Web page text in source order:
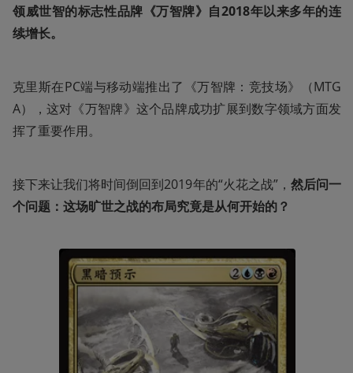
领威世智的标志性品牌《万智牌》自2018年以来多年的连
续增长。
克里斯在PC端与移动端推出了《万智牌：竞技场》（MTG
A），这对《万智牌》这个品牌成功扩展到数字领域方面发
挥了重要作用。
接下来让我们将时间倒回到2019年的“火花之战”， 然后问一
个问题：这场旷世之战的布局究竟是从何开始的？